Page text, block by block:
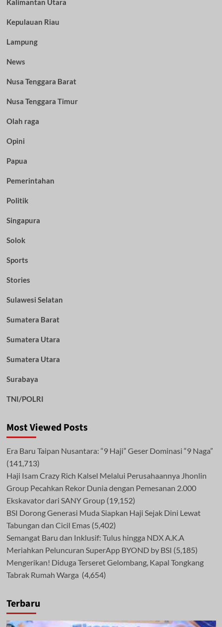
Kalimantan Utara
Kepulauan Riau
Lampung
News
Nusa Tenggara Barat
Nusa Tenggara Timur
Olah raga
Opini
Papua
Pemerintahan
Politik
Singapura
Solok
Sports
Stories
Sulawesi Selatan
Sumatera Barat
Sumatera Utara
Sumatera Utara
Surabaya
TNI/POLRI
Most Viewed Posts
Era Baru Taipan Nusantara: “9 Haji” Geser Dominasi “9 Naga”
(141,713)
Haji Isam Crazy Rich Kalsel Melalui Perusahaannya Jhonlin
Group Pecahkan Rekor Dunia dengan Pemesanan 2.000
Ekskavator dari SANY Group (19,152)
BSI Dorong Generasi Muda Siapkan Haji Sejak Dini Lewat
Tabungan dan Cicil Emas (5,402)
Semangat Baru dan Inklusif: Tulus hingga NDX A.K.A
Meriahkan Peluncuran SuperApp BYOND by BSI (5,185)
Mengerikan! Diduga Terseret Gelombang, Kapal Tongkang
Tabrak Rumah Warga (4,654)
Terbaru